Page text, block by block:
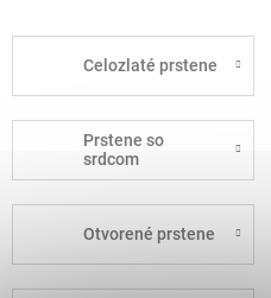
Celozlaté prstene
Prstene so
srdcom
Otvorené prstene